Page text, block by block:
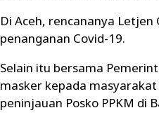
Di Aceh, rencananya
penanganan Covid-19.
Selain itu bersama
masker kepada masyarakat
peninjauan Posko PPKM di